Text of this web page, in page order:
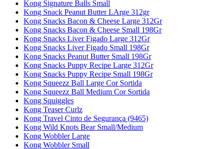
Kong Signature Balls Small
Kong Snack Peanut Butter LArge 312gr
Kong Snacks Bacon & Cheese Large 312Gr
Kong Snacks Bacon & Cheese Small 198Gr
Kong Snacks Liver Figado Large 312Gr
Kong Snacks Liver Figado Small 198Gr
Kong Snacks Peanut Butter Small 198Gr
Kong Snacks Puppy Recipe Large 312Gr
Kong Snacks Puppy Recipe Small 198Gr
Kong Squeezz Ball Large Cor Sortida
Kong Squeezz Ball Medium Cor Sortida
Kong Squiggles
Kong Teaser Curlz
Kong Travel Cinto de Segurança (9465)
Kong Wild Knots Bear Small/Medium
Kong Wobbler Large
Kong Wobbler Small